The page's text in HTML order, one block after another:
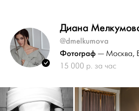
Диана
@dmelkumova
Фотограф — Москва,
15 000 р. за час